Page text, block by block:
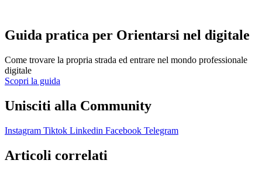
Guida pratica per Orientarsi nel digitale
Come trovare la propria strada ed entrare nel mondo professionale
digitale
Scopri la guida
Unisciti alla Community
Instagram Tiktok Linkedin Facebook Telegram
Articoli correlati